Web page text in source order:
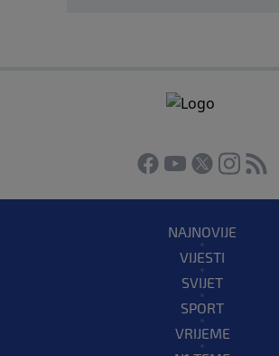
NAJNOVIJE
VIJESTI
SVIJET
SPORT
VRIJEME